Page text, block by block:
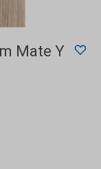
Mate Y